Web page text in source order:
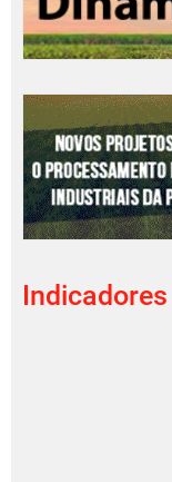
Indicadores